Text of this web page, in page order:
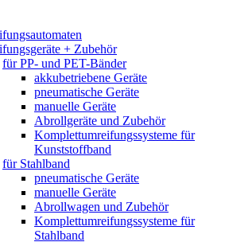
+ Zubehör
für PP- und PET-Bänder
akkubetriebene Geräte
pneumatische Geräte
manuelle Geräte
Abrollgeräte und Zubehör
Komplett­umreifungs­systeme für
Kunststoffband
für Stahlband
pneumatische Geräte
manuelle Geräte
Abrollwagen und Zubehör
Komplett­umreifungs­systeme für
Stahlband